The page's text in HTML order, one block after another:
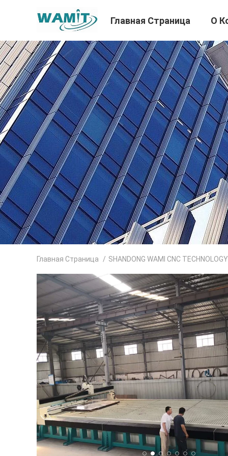
Главная Страница О
Главная Страница / SHANDONG WAMI CNC